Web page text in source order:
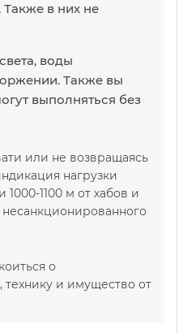
в них не
воды
Также вы
выполняться без
или не возвращаясь
нагрузки
1100 м от хабов и
о
и имущество от